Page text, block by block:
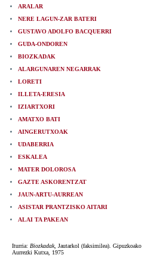
ARALAR
NERE LAGUN-ZAR BATERI
GUSTAVO ADOLFO BACQUERRI
GUDA-ONDOREN
BIOZKADAK
ALARGUNAREN NEGARRAK
LORETI
ILLETA-ERESIA
IZIARTXORI
AMATXO BATI
AINGERUTXOAK
UDABERRIA
ESKALEA
MATER DOLOROSA
GAZTE ASKORENTZAT
JAUN-ARTU-AURREAN
ASISTAR PRANTZISKO AITARI
ALAI TA PAKEAN
Iturria: Biozkadak, Jautarkol (faksimilea). Gipuzkoako
Aurrezki Kutxa, 1975